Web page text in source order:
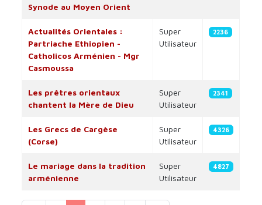
Synode au Moyen Orient
Actualités Orientales :
Partriache Ethiopien -
Catholicos Arménien - Mgr
Casmoussa
Super
Utilisateur
2236
Les prêtres orientaux
chantent la Mère de Dieu
Super
Utilisateur
2341
Les Grecs de Cargèse
(Corse)
Super
Utilisateur
4326
Le mariage dans la tradition
arménienne
Super
Utilisateur
4827